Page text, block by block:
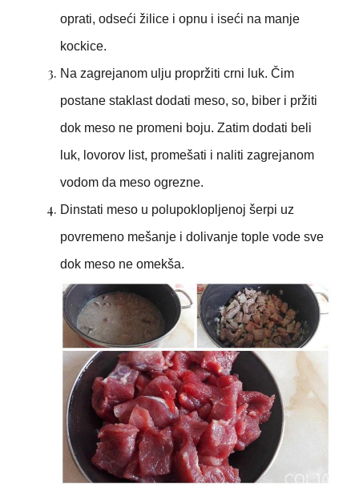
oprati, odseći žilice i opnu i iseći na manje
kockice.
Na zagrejanom ulju propržiti crni luk. Čim
postane staklast dodati meso, so, biber i pržiti
dok meso ne promeni boju. Zatim dodati beli
luk, lovorov list, promešati i naliti zagrejanom
vodom da meso ogrezne.
Dinstati meso u polupoklopljenoj šerpi uz
povremeno mešanje i dolivanje tople vode sve
dok meso ne omekša.